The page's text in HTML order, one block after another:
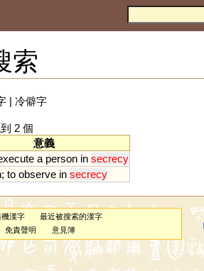
索
| 冷僻字
2 個
意義
a person in secrecy
; to observe in secrecy
機漢字
最近被搜索的漢字
免責聲明 意見簿